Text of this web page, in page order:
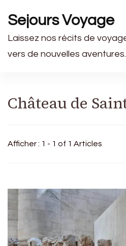
Sejours Voyage
Laissez nos récits de
vers de nouvelles aventures.
Château de
Afficher : 1 - 1 of 1 Articles